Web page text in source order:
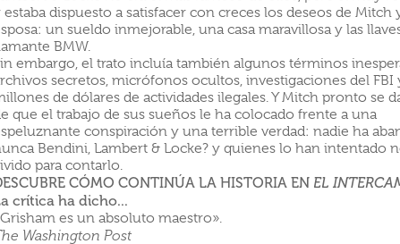
estaba dispuesto a satisfacer con creces los deseos de Mitch
un sueldo inmejorable, una casa maravillosa y las
BMW.
embargo, el trato incluía también algunos términos
secretos, micrófonos ocultos, investigaciones del FBI
de dólares de actividades ilegales. Y Mitch pronto se
que el trabajo de sus sueños le ha colocado frente a una
conspiración y una terrible verdad: nadie ha
Bendini, Lambert & Locke? y quienes lo han intentado
para contarlo.
CÓMO CONTINÚA LA HISTORIA EN EL
crítica ha dicho...
es un absoluto maestro».
Washington Post